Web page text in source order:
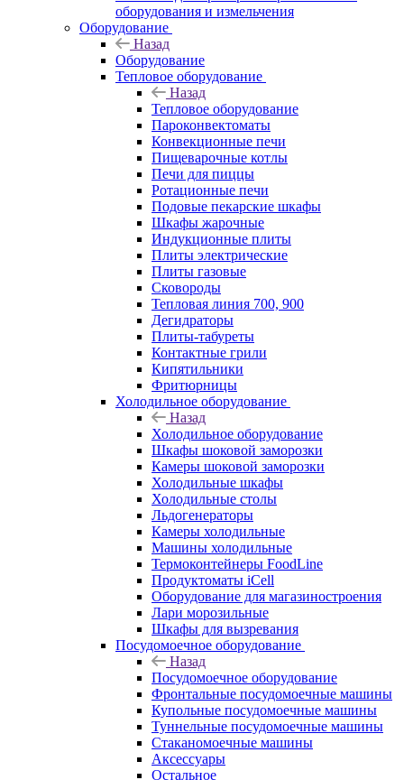
оборудования и измельчения
Оборудование
Назад
Оборудование
Тепловое оборудование
Назад
Тепловое оборудование
Пароконвектоматы
Конвекционные печи
Пищеварочные котлы
Печи для пиццы
Ротационные печи
Подовые пекарские шкафы
Шкафы жарочные
Индукционные плиты
Плиты электрические
Плиты газовые
Сковороды
Тепловая линия 700, 900
Дегидраторы
Плиты-табуреты
Контактные грили
Кипятильники
Фритюрницы
Холодильное оборудование
Назад
Холодильное оборудование
Шкафы шоковой заморозки
Камеры шоковой заморозки
Холодильные шкафы
Холодильные столы
Льдогенераторы
Камеры холодильные
Машины холодильные
Термоконтейнеры FoodLine
Продуктоматы iCell
Оборудование для магазиностроения
Лари морозильные
Шкафы для вызревания
Посудомоечное оборудование
Назад
Посудомоечное оборудование
Фронтальные посудомоечные машины
Купольные посудомоечные машины
Туннельные посудомоечные машины
Стаканомоечные машины
Аксессуары
Остальное